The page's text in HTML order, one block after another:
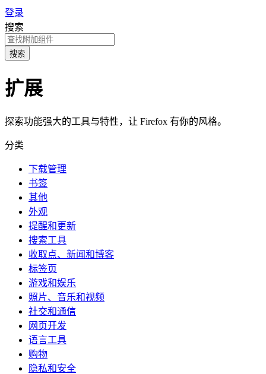
登录
搜索
搜索
扩展
探索功能强大的工具与特性，让 Firefox 有你的风格。
分类
下载管理
书签
其他
外观
提醒和更新
搜索工具
收取点、新闻和博客
标签页
游戏和娱乐
照片、音乐和视频
社交和通信
网页开发
语言工具
购物
隐私和安全